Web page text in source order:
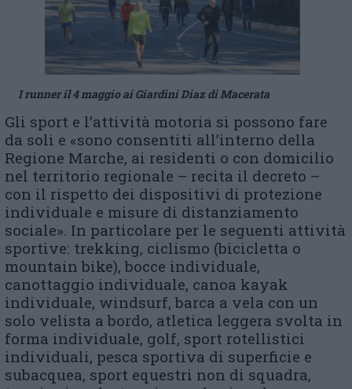
I runner il 4 maggio ai Giardini Diaz di Macerata
Gli sport e l’attività motoria si possono fare
da soli e «sono consentiti all’interno della
Regione Marche, ai residenti o con domicilio
nel territorio regionale – recita il decreto –
con il rispetto dei dispositivi di protezione
individuale e misure di distanziamento
sociale». In particolare per le seguenti attività
sportive: trekking, ciclismo (bicicletta o
mountain bike), bocce individuale,
canottaggio individuale, canoa kayak
individuale, windsurf, barca a vela con un
solo velista a bordo, atletica leggera svolta in
forma individuale, golf, sport rotellistici
individuali, pesca sportiva di superficie e
subacquea, sport equestri non di squadra,